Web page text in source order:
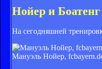
Нойер и
На сегодняшней
Мануэль Нойер,